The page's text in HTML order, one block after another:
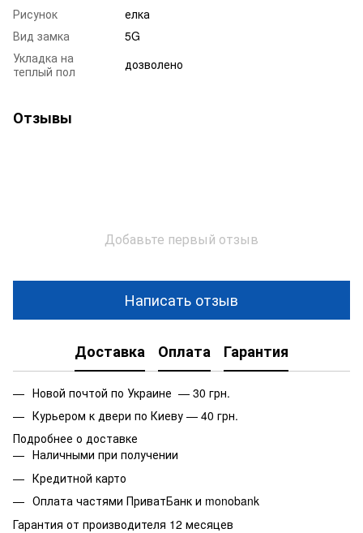
Рисунок
елка
Вид замка
5G
Укладка на
теплый пол
дозволено
Отзывы
Добавьте первый отзыв
Написать отзыв
Доставка Оплата Гарантия
Новой почтой по Украине — 30 грн.
Курьером к двери по Киеву — 40 грн.
Подробнее о доставке
Наличными при получении
Кредитной карто
Оплата частями ПриватБанк и monobank
Гарантия от производителя 12 месяцев